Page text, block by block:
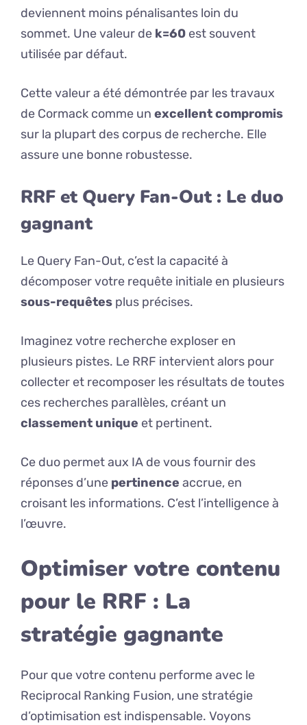
deviennent moins pénalisantes loin du
sommet. Une valeur de k=60 est souvent
utilisée par défaut.
Cette valeur a été démontrée par les travaux
de Cormack comme un excellent compromis
sur la plupart des corpus de recherche. Elle
assure une bonne robustesse.
RRF et Query Fan-Out : Le duo
gagnant
Le Query Fan-Out, c’est la capacité à
décomposer votre requête initiale en plusieurs
sous-requêtes plus précises.
Imaginez votre recherche exploser en
plusieurs pistes. Le RRF intervient alors pour
collecter et recomposer les résultats de toutes
ces recherches parallèles, créant un
classement unique et pertinent.
Ce duo permet aux IA de vous fournir des
réponses d’une pertinence accrue, en
croisant les informations. C’est l’intelligence à
l’œuvre.
Optimiser votre contenu
pour le RRF : La
stratégie gagnante
Pour que votre contenu performe avec le
Reciprocal Ranking Fusion, une stratégie
d’optimisation est indispensable. Voyons